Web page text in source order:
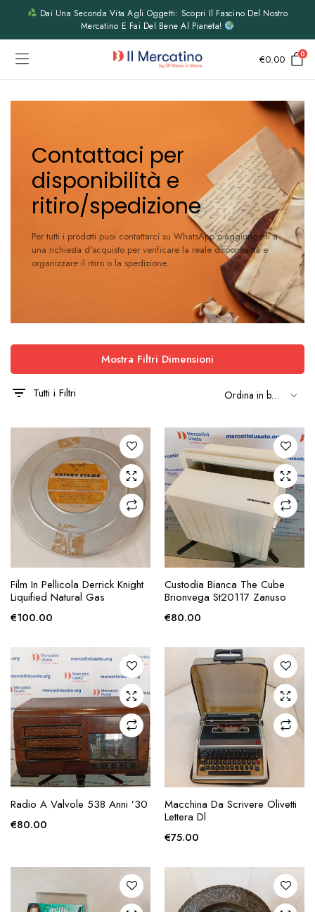
Dai Una Seconda Vita Agli Oggetti: Scopri Il Fascino Del Nostro
Mercatino E Fai Del Bene Al Pianeta!
€0.00 0
Contattaci per
disponibilità e
ritiro/spedizione
Per tutti i prodotti puoi contattarci su WhatsApp o aggiungerli a
una richiesta d'acquisto per verificare la reale disponibilità e
organizzare il ritiro o la spedizione.
Mostra Filtri Dimensioni
Tutti i Filtri
RICHIESTA
Film In Pellicola Derrick Knight
Liquified Natural Gas
€100.00
RICHIESTA
Custodia Bianca The Cube
Brionvega St20117 Zanuso
€80.00
RICHIESTA
Radio A Valvole 538 Anni ’30
€80.00
RICHIESTA
Macchina Da Scrivere Olivetti
Lettera Dl
€75.00